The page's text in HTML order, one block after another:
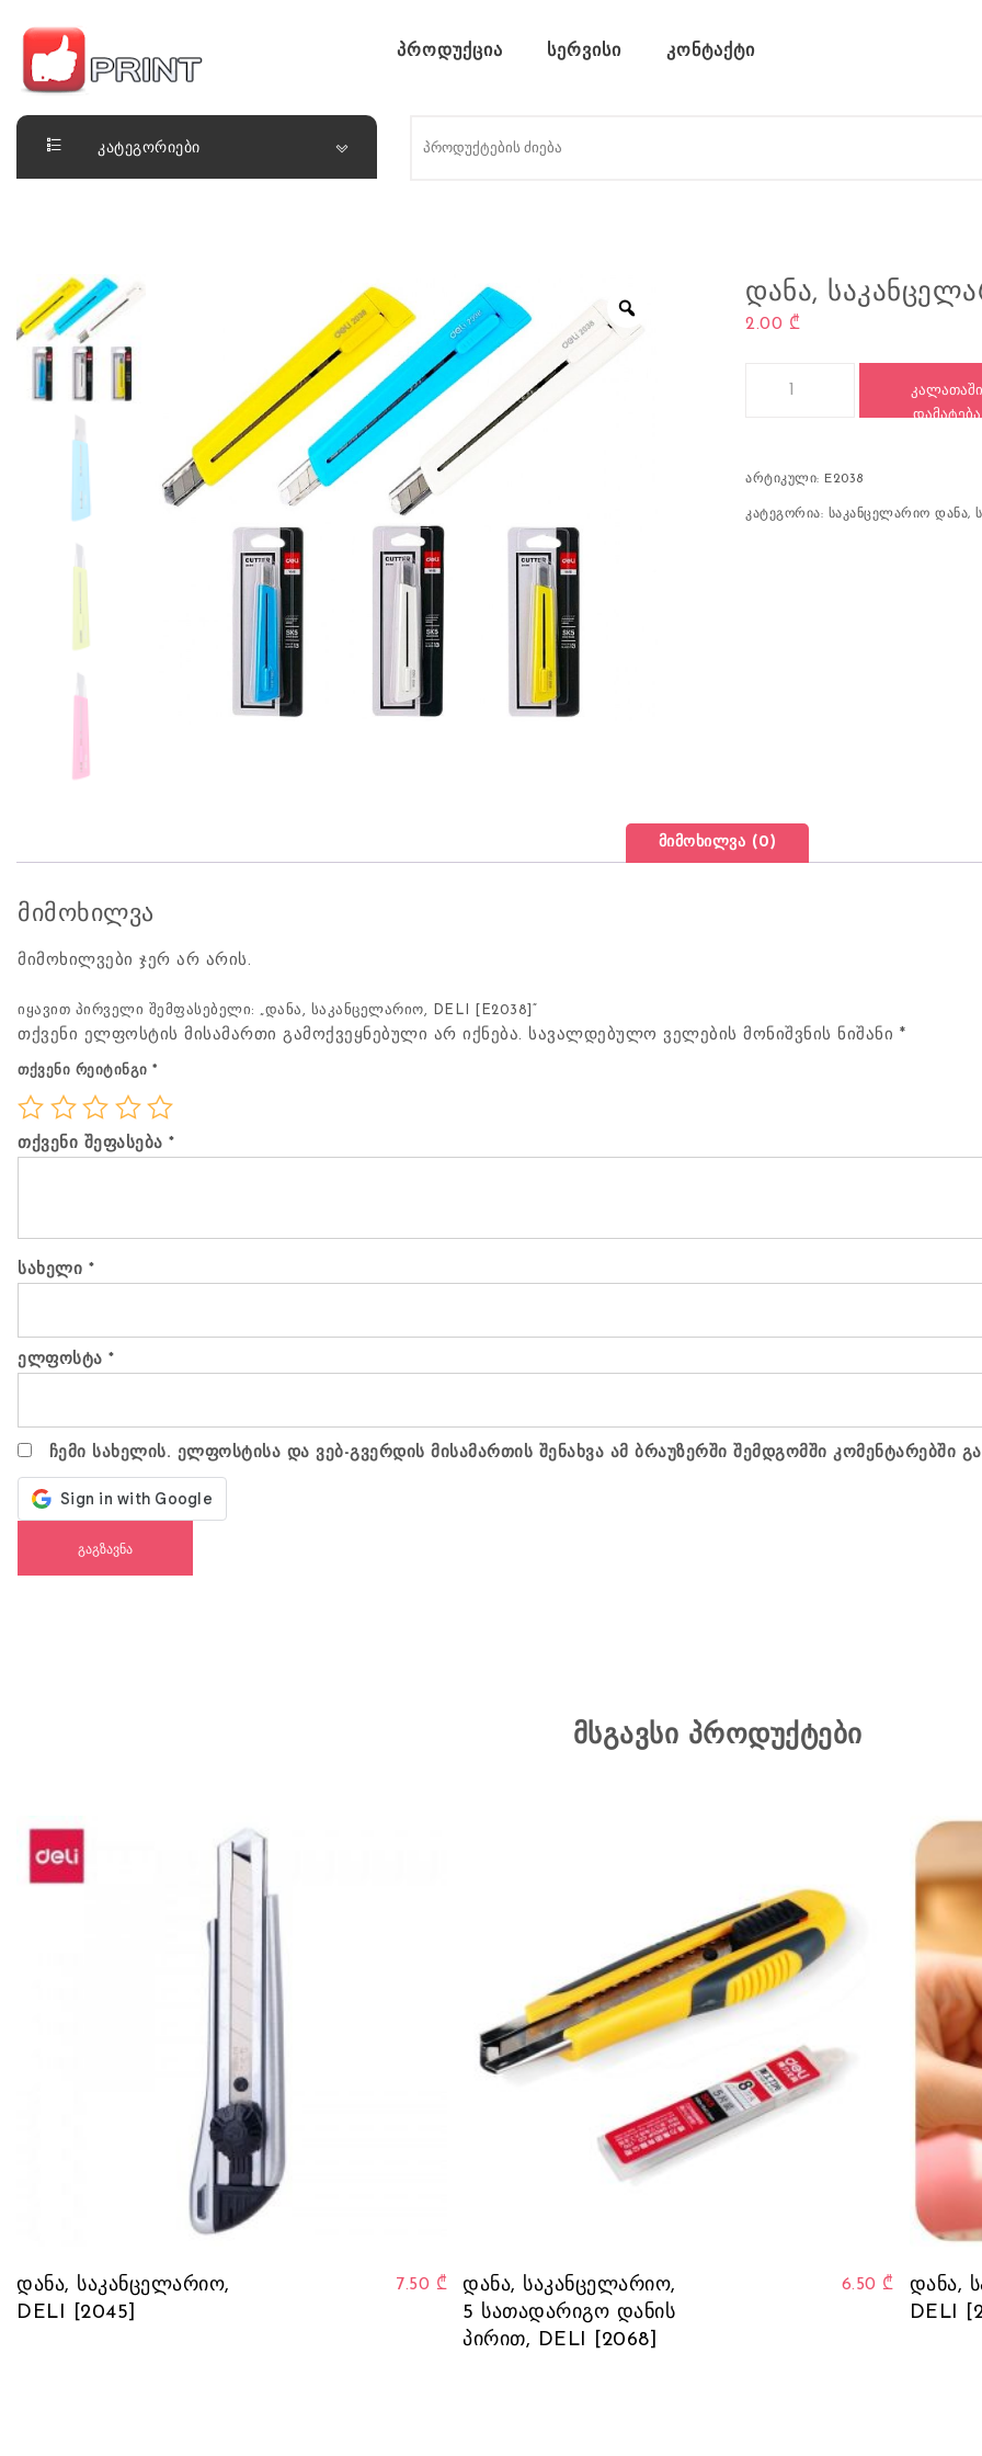
Skip to content
ლაიქ ფრინთ
პროდუქცია სერვისი კონტაქტი
კატეგორიები
ᲓᲐᲜᲐ,
2.00 ₾
ᲙᲐᲚᲐᲗᲐᲨᲘ
ᲓᲐᲛᲐᲢᲔᲑᲐ
არტიკული: E2038
კატეგორია: საკანცელარიო დანა,
მიმოხილვა (0)
მიმოხილვა
მიმოხილვები ჯერ არ არის.
იყავით პირველი შემფასებელი: „დანა, საკანცელარიო, DELI [E2038]“
თქვენი ელფოსტის მისამართი გამოქვეყნებული არ იქნება. სავალდებულო ველების მონიშვნის ნიშანი *
თქვენი რეიტინგი *
თქვენი შეფასება *
სახელი *
ელფოსტა *
ჩემი სახელის. ელფოსტისა და ვებ-გვერდის მისამართის შენახვა ამ ბრაუზერში შემდგომში კომენტარებში
მსგავსი პროდუქტები
დანა, საკანცელარიო,
DELI [2045]
7.50 ₾
დანა, საკანცელარიო,
5 სათადარიგო დანის
პირით, DELI [2068]
6.50 ₾
დანა,
DELI